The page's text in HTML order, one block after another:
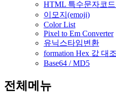
HTML 특수문자코드
이모지(emoji)
Color List
Pixel to Em Converter
유닉스타임변환
formation Hex 값 대
Base64 / MD5
전체메뉴